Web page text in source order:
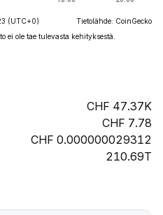
(UTC+0)
Tietolähde: CoinGecko
ei ole tae tulevasta kehityksestä.
47.37K
7.78
0.000000029312
210.69T